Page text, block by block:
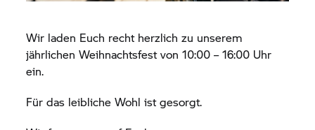
Wir laden Euch recht herzlich zu unserem
jährlichen Weihnachtsfest von 10:00 – 16:00 Uhr
ein.
Für das leibliche Wohl ist gesorgt.